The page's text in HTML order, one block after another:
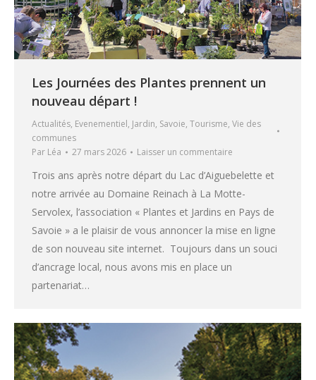
Les Journées des Plantes prennent un
nouveau départ !
Actualités, Evenementiel, Jardin, Savoie, Tourisme, Vie des
communes
Par Léa 27 mars 2026 Laisser un commentaire
Trois ans après notre départ du Lac d’Aiguebelette et
notre arrivée au Domaine Reinach à La Motte-
Servolex, l’association « Plantes et Jardins en Pays de
Savoie » a le plaisir de vous annoncer la mise en ligne
de son nouveau site internet. Toujours dans un souci
d’ancrage local, nous avons mis en place un
partenariat…